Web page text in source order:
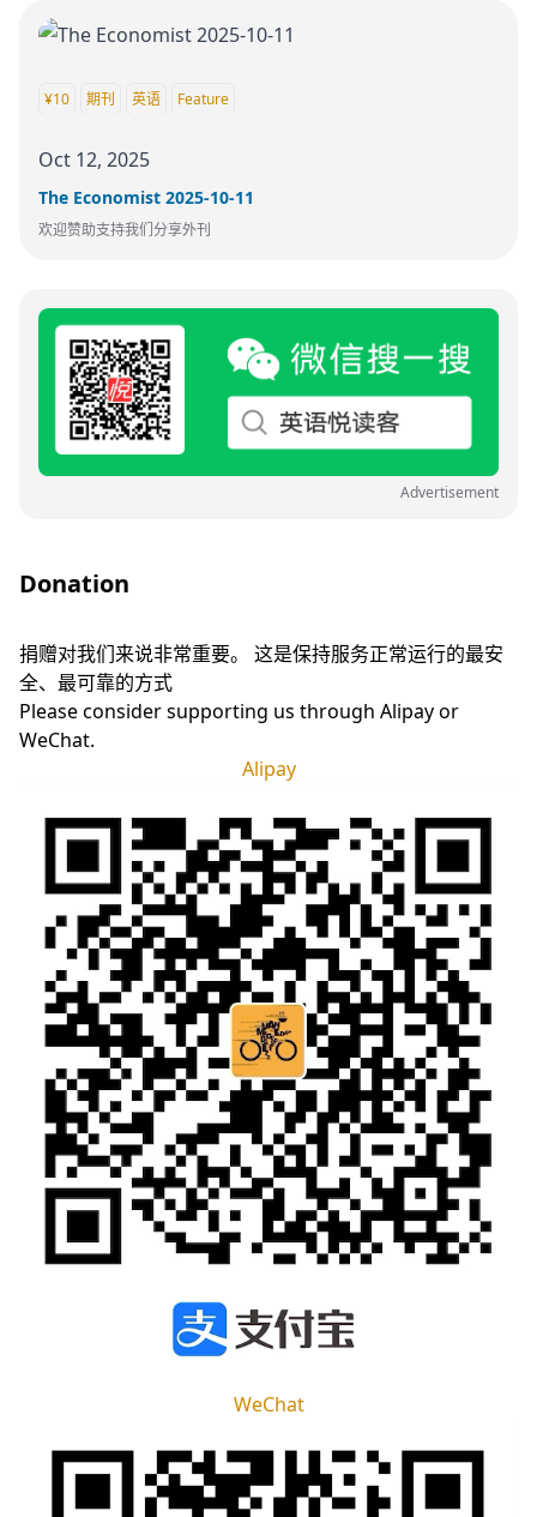
¥10 期刊 英语 Feature
Oct 12, 2025
The Economist 2025-10-11
欢迎赞助支持我们分享外刊
Advertisement
Donation
捐赠对我们来说非常重要。 这是保持服务正常运行的最安
全、最可靠的方式
Please consider supporting us through Alipay or
WeChat.
Alipay
WeChat